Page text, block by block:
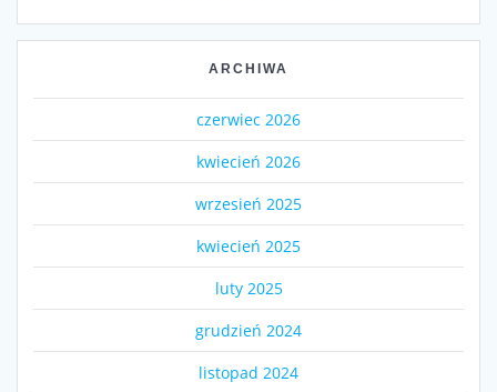
ARCHIWA
czerwiec 2026
kwiecień 2026
wrzesień 2025
kwiecień 2025
luty 2025
grudzień 2024
listopad 2024